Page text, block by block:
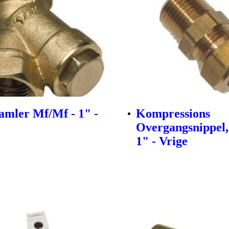
Mf/Mf - 1" -
Kompressions
1" - Vrige